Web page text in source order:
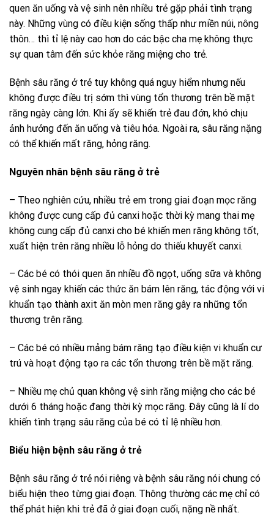
quen ăn uống và vệ sinh nên nhiều trẻ gặp phải tình trạng
này. Những vùng có điều kiện sống thấp như miền núi, nông
thôn… thì tỉ lệ này cao hơn do các bậc cha mẹ không thực
sự quan tâm đến sức khỏe răng miệng cho trẻ.
Bệnh sâu răng ở trẻ tuy không quá nguy hiểm nhưng nếu
không được điều trị sớm thì vùng tổn thương trên bề mặt
răng ngày càng lớn. Khi ấy sẽ khiến trẻ đau đớn, khó chịu
ảnh hưởng đến ăn uống và tiêu hóa. Ngoài ra, sâu răng nặng
có thể khiến mất răng, hỏng răng.
Nguyên nhân bệnh sâu răng ở trẻ
– Theo nghiên cứu, nhiều trẻ em trong giai đoạn mọc răng
không được cung cấp đủ canxi hoặc thời kỳ mang thai mẹ
không cung cấp đủ canxi cho bé khiến men răng không tốt,
xuất hiện trên răng nhiều lỗ hỏng do thiếu khuyết canxi.
– Các bé có thói quen ăn nhiều đồ ngọt, uống sữa và không
vệ sinh ngay khiến các thức ăn bám lên răng, tác động với vi
khuẩn tạo thành axit ăn mòn men răng gây ra những tổn
thương trên răng.
– Các bé có nhiều mảng bám răng tạo điều kiện vi khuẩn cư
trú và hoạt động tạo ra các tổn thương trên bề mặt răng.
– Nhiều mẹ chủ quan không vệ sinh răng miệng cho các bé
dưới 6 tháng hoặc đang thời kỳ mọc răng. Đây cũng là lí do
khiến tình trạng sâu răng của bé có tỉ lệ nhiều hơn.
Biểu hiện bệnh sâu răng ở trẻ
Bệnh sâu răng ở trẻ nói riêng và bệnh sâu răng nói chung có
biểu hiện theo từng giai đoạn. Thông thường các mẹ chỉ có
thể phát hiện khi trẻ đã ở giai đoạn cuối, nặng nề nhất.